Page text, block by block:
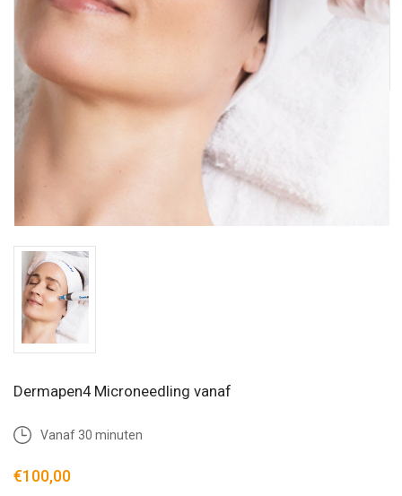
Dermapen4 Microneedling vanaf
Vanaf 30 minuten
€100,00